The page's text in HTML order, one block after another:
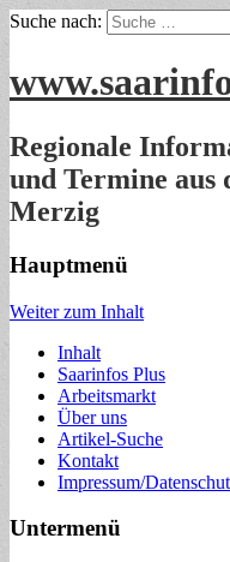
Suche nach:
Regionale
und Termine aus
Merzig
Hauptmenü
Weiter zum Inhalt
Inhalt
Saarinfos Plus
Arbeitsmarkt
Über uns
Artikel-Suche
Kontakt
Impressum/
Untermenü